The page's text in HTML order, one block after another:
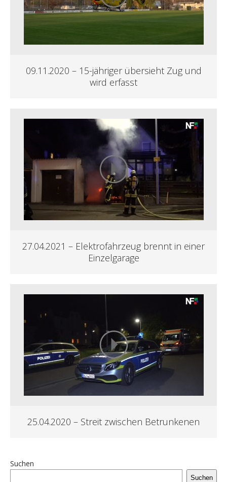
09.11.2020 – 15-jähriger übersieht Zug und
wird erfasst
27.04.2021 – Elektrofahrzeug brennt in einer
Einzelgarage
25.04.2020 – Streit zwischen Betrunkenen
Suchen
Suchen